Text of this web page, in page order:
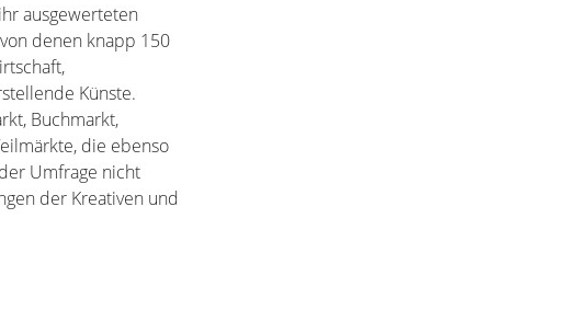
ausgewerteten
denen knapp 150
Künste.
Buchmarkt,
die ebenso
Umfrage nicht
der Kreativen und